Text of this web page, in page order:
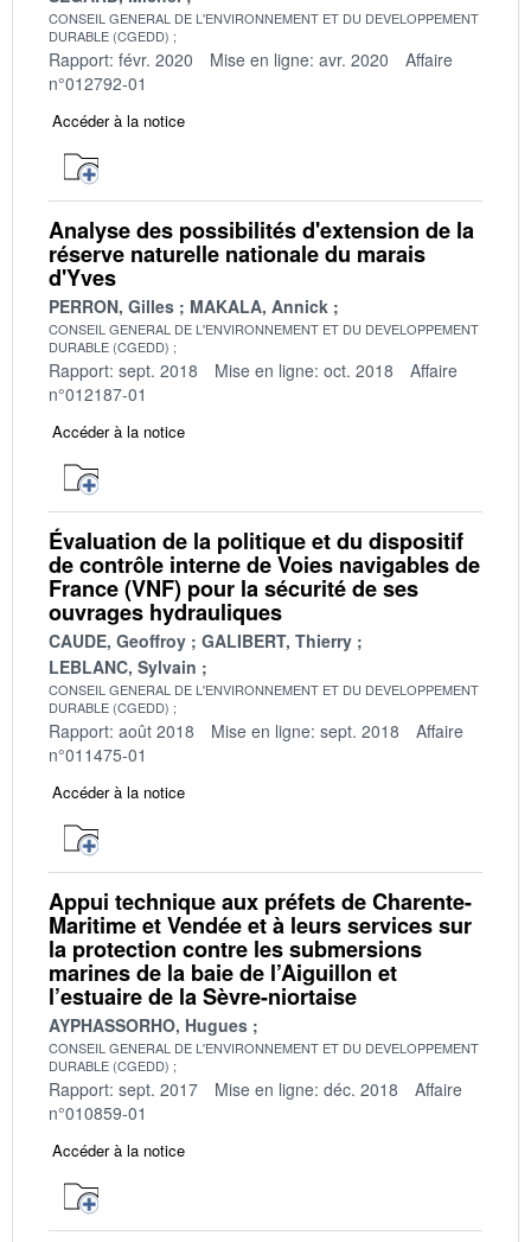
CONSEIL GENERAL DE L'ENVIRONNEMENT ET DU DEVELOPPEMENT
DURABLE (CGEDD)
Rapport: févr. 2020 Mise en ligne: avr. 2020
Affaire
n°012792-01
Accéder à la notice
Analyse des possibilités d'extension de la
réserve naturelle nationale du marais
d'Yves
PERRON, Gilles MAKALA, Annick
CONSEIL GENERAL DE L'ENVIRONNEMENT ET DU DEVELOPPEMENT
DURABLE (CGEDD)
Rapport: sept. 2018 Mise en ligne: oct. 2018
Affaire
n°012187-01
Accéder à la notice
Évaluation de la politique et du dispositif
de contrôle interne de Voies navigables de
France (VNF) pour la sécurité de ses
ouvrages hydrauliques
CAUDE, Geoffroy
GALIBERT, Thierry
LEBLANC, Sylvain
CONSEIL GENERAL DE L'ENVIRONNEMENT ET DU DEVELOPPEMENT
DURABLE (CGEDD)
Rapport: août 2018 Mise en ligne: sept. 2018
Affaire
n°011475-01
Accéder à la notice
Appui technique aux préfets de Charente-
Maritime et Vendée et à leurs services sur
la protection contre les submersions
marines de la baie de l’Aiguillon et
l’estuaire de la Sèvre-niortaise
AYPHASSORHO, Hugues
CONSEIL GENERAL DE L'ENVIRONNEMENT ET DU DEVELOPPEMENT
DURABLE (CGEDD)
Rapport: sept. 2017 Mise en ligne: déc. 2018
Affaire
n°010859-01
Accéder à la notice